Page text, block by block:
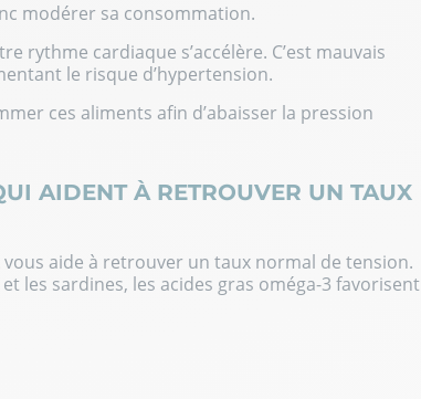
modérer sa consommation.
rythme cardiaque s’accélère. C’est mauvais
le risque d’hypertension.
ces aliments afin d’abaisser la pression
AIDENT À RETROUVER UN TAUX
vous aide à retrouver un taux normal de tension.
les sardines, les acides gras oméga-3 favorisent